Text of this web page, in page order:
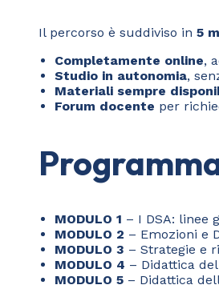
Il percorso è suddiviso in 5
Completamente online,
Studio in autonomia,
Materiali sempre
Forum docente per
MODULO 1 – I DSA: linee
MODULO 2 – Emozioni e
MODULO 3 – Strategie e
MODULO 4 – Didattica
MODULO 5 – Didattica